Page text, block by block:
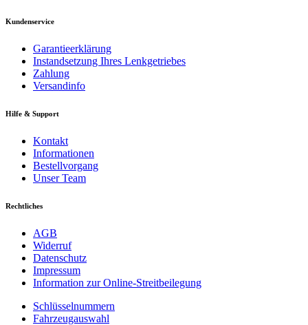
Kundenservice
Garantieerklärung
Instandsetzung Ihres Lenkgetriebes
Zahlung
Versandinfo
Hilfe & Support
Kontakt
Informationen
Bestellvorgang
Unser Team
Rechtliches
AGB
Widerruf
Datenschutz
Impressum
Information zur Online-Streitbeilegung
Schlüsselnummern
Fahrzeugauswahl